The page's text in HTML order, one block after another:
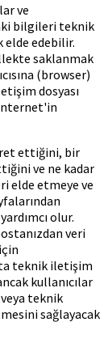
ve
bilgileri teknik
elde edebilir.
saklanmak
(browser)
dosyası
ettiğini, bir
ve ne kadar
elde etmeye ve
olur.
veri
teknik iletişim
kullanıcılar
teknik
sağlayacak